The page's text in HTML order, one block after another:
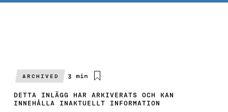
ARCHIVED
Beräknad
3 min
DETTA INLÄGG HAR ARKIVERATS OCH KAN
INNEHÅLLA INAKTUELLT INFORMATION